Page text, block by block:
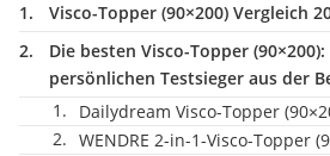
Visco-Topper (90×200) Vergleich
Die besten Visco-Topper (90×200):
persönlichen Testsieger aus der
Dailydream Visco-Topper
WENDRE 2-in-1-Visco-Topper